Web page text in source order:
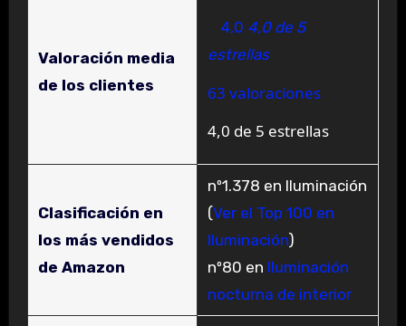
Valoración media
de los clientes
4,0 4,0 de 5
estrellas
63 valoraciones
4,0 de 5 estrellas
Clasificación en
los más vendidos
de Amazon
nº1.378 en Iluminación
(Ver el Top 100 en
Iluminación)
nº80 en Iluminación
nocturna de interior